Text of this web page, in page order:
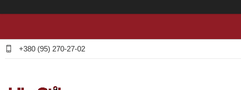
+380 (95) 270-27-02